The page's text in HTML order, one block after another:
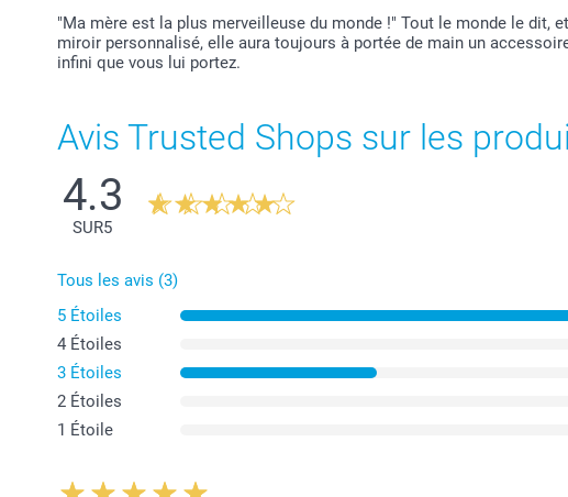
"Ma mère est la plus merveilleuse du monde !" Tout le monde le dit,
miroir personnalisé, elle aura toujours à portée de main un
infini que vous lui portez.
Avis Trusted Shops sur les
4.3
SUR5
Tous les avis (3)
5 Étoiles
4 Étoiles
3 Étoiles
2 Étoiles
1 Étoile